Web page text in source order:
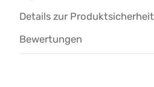
Details zur Produktsicherheit
Bewertungen